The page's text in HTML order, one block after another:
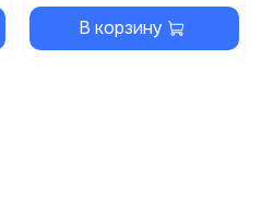
В корзину